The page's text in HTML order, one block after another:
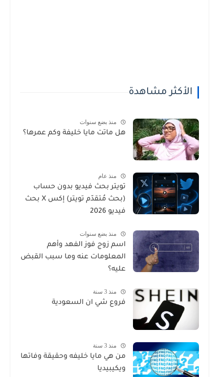
الأكثر مشاهدة
منذ بضع سنوات
هل ماتت مايا خليفة وكم عمرها؟
منذ عام
تويتر بحث فيديو بدون حساب
(بحث مُتقدّم تويتر) إكس X بحث
فيديو 2026
منذ بضع سنوات
اسم زوج فوز الفهد وأهم
المعلومات عنه وما سبب القبض
عليه؟
منذ 3 سنة
فروع شي ان السعودية
منذ 3 سنة
من هي مايا خليفه وحقيقة وفاتها
ويكيبيديا